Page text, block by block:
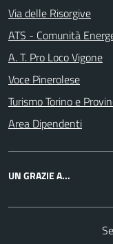
Via delle Risorgive
ATS - Comunità
A. T. Pro Loco Vigone
Voce Pinerolese
Turismo Torino e
Area Dipendenti
UN GRAZIE A...